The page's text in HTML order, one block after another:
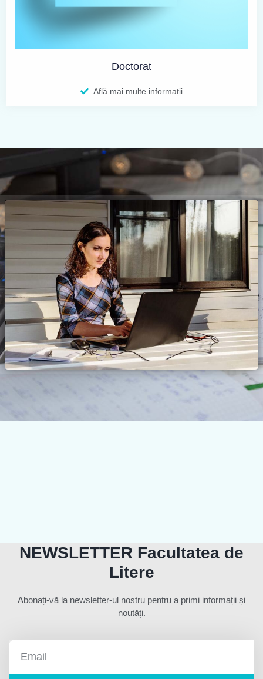
Doctorat
Află mai multe informații
NEWSLETTER Facultatea de
Litere
Abonați-vă la newsletter-ul nostru pentru a primi informații și
noutăți.